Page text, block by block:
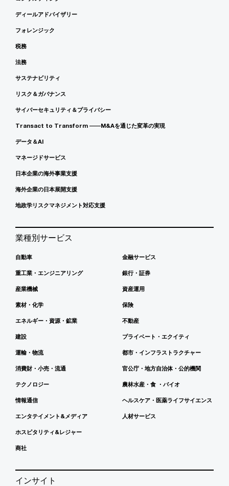
ディールアドバイザリー
フォレンジック
税務
法務
サステナビリティ
リスク＆ガバナンス
サイバーセキュリティ＆プライバシー
Transact to Transform ――M&Aを通じた変革の実現
データ＆AI
マネージドサービス
日本企業の海外事業支援
海外企業の日本展開支援
地政学リスクマネジメント対応支援
業種別サービス
自動車
重工業・エンジニアリング
産業機械
素材・化学
エネルギー・資源・鉱業
建設
運輸・物流
消費財・小売・流通
テクノロジー
情報通信
エンタテイメント&メディア
ホスピタリティ&レジャー
商社
金融サービス
銀行・証券
資産運用
保険
不動産
プライベート・エクイティ
都市・インフラストラクチャー
官公庁・地方自治体・公的機関
農林水産・食 ・バイオ
ヘルスケア・医薬ライフサイエンス
人材サービス
インサイト